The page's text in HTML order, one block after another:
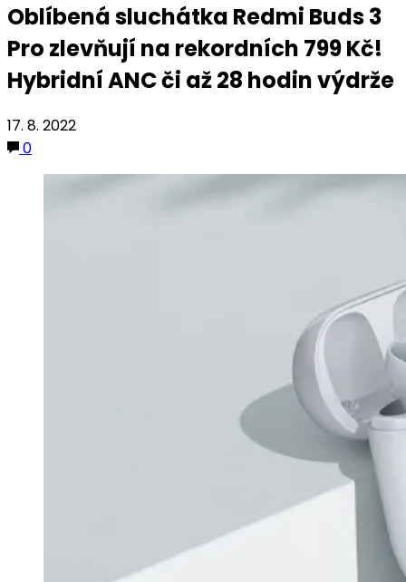
Oblíbená sluchátka Redmi Buds 3
Pro zlevňují na rekordních 799 Kč!
Hybridní ANC či až 28 hodin výdrže
17. 8. 2022
0